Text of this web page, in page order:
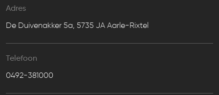
Adres
De Duivenakker 5a, 5735 JA Aarle-Rixtel
Telefoon
0492-381000